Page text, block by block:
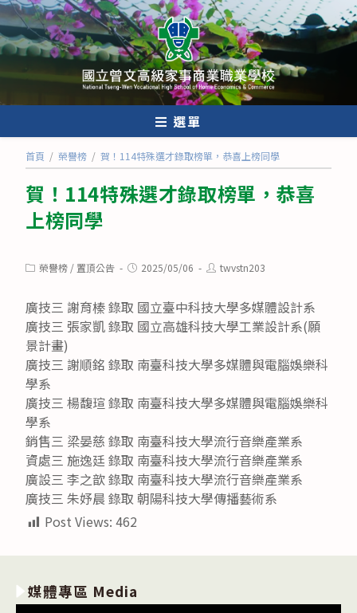
跳
轉
至
內
選單
首頁 / 榮譽榜 / 賀！114特殊選才錄取榜單，恭喜上榜同學
賀！114特殊選才錄取榜單，恭喜
上榜同學
Post榮譽榜 / 置頂公告
Post2025/05/06
Posttwvstn203
廣技三 謝育榛 錄取 國立臺中科技大學多媒體設計系
廣技三 張家凱 錄取 國立高雄科技大學工業設計系(願
景計畫)
廣技三 謝順銘 錄取 南臺科技大學多媒體與電腦娛樂科
學系
廣技三 楊馥瑄 錄取 南臺科技大學多媒體與電腦娛樂科
學系
銷售三 梁晏慈 錄取 南臺科技大學流行音樂產業系
資處三 施逸廷 錄取 南臺科技大學流行音樂產業系
廣設三 李之歆 錄取 南臺科技大學流行音樂產業系
廣技三 朱妤晨 錄取 朝陽科技大學傳播藝術系
Post Views: 462
媒體專區 Media